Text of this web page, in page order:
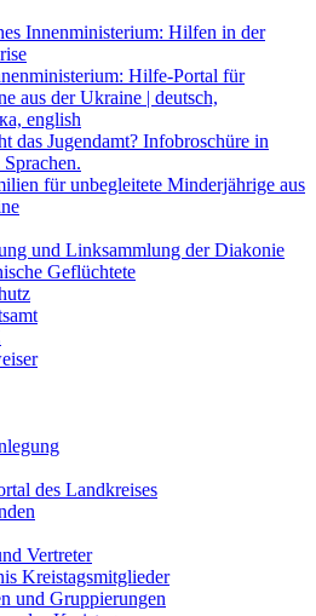
Innenministerium: Hilfen in der
Hilfe-Portal für
aus der Ukraine | deutsch,
english
das Jugendamt? Infobroschüre in
für unbegleitete Minderjährige aus
und Linksammlung der Diakonie
Geflüchtete
des Landkreises
Vertreter
Kreistagsmitglieder
und Gruppierungen